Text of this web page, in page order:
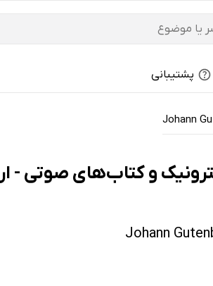
پشتیبانی
Johann